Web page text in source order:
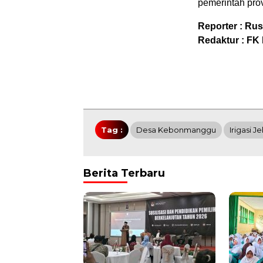
pemerintah
Reporter :
Redaktur : FK
Tag : Desa Kebonmanggu Irigasi
Berita Terbaru